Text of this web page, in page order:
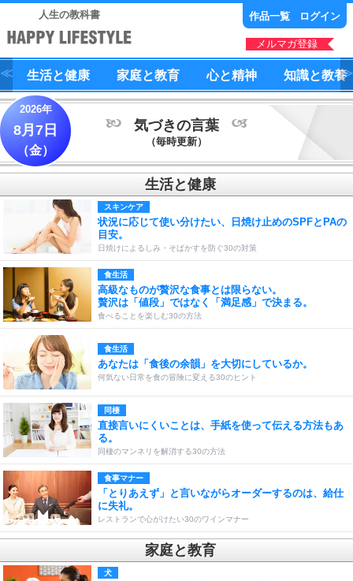
人生の教科書 作品一覧 ログイン
メルマガ登録
生活と健康 家庭と教育 心と精神 知識と教養
2026年
8月7日
（金）
気づきの言葉
（毎時更新）
生活と健康
スキンケア
状況に応じて使い分けたい、日焼け止めのSPFとPAの
目安。
日焼けによるしみ・そばかすを防ぐ30の対策
食生活
高級なものが贅沢な食事とは限らない。
贅沢は「値段」ではなく「満足感」で決まる。
食べることを楽しむ30の方法
食生活
あなたは「食後の余韻」を大切にしているか。
何気ない日常を食の冒険に変える30のヒント
同棲
直接言いにくいことは、手紙を使って伝える方法もあ
る。
同棲のマンネリを解消する30の方法
食事マナー
「とりあえず」と言いながらオーダーするのは、給仕
に失礼。
レストランで心がけたい30のワインマナー
家庭と教育
犬